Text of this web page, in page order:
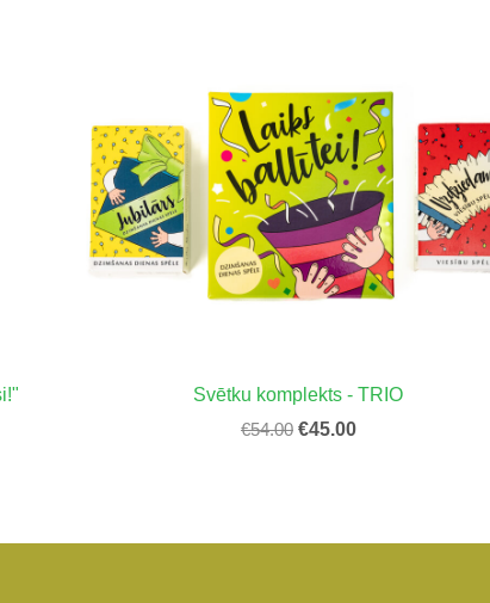
Svētku komplekts - TRIO
€54.00 €45.00